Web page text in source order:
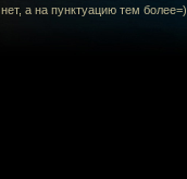
а на пунктуацию тем более=)